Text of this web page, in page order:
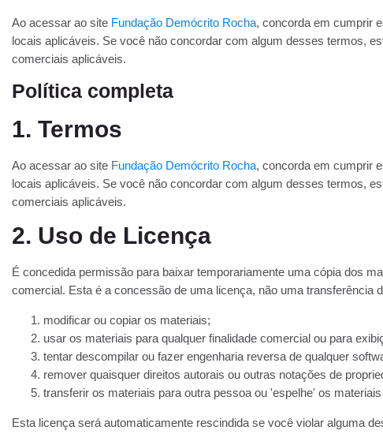
Ao acessar ao site Fundação Demócrito Rocha, concorda em cumprir
locais aplicáveis. Se você não concordar com algum desses termos,
comerciais aplicáveis.
Política completa
1. Termos
Ao acessar ao site Fundação Demócrito Rocha, concorda em cumprir
locais aplicáveis. Se você não concordar com algum desses termos,
comerciais aplicáveis.
2. Uso de Licença
É concedida permissão para baixar temporariamente uma cópia dos
comercial. Esta é a concessão de uma licença, não uma transferência
modificar ou copiar os materiais;
usar os materiais para qualquer finalidade comercial ou para
tentar descompilar ou fazer engenharia reversa de qualquer
remover quaisquer direitos autorais ou outras notações de
transferir os materiais para outra pessoa ou 'espelhe' os
Esta licença será automaticamente rescindida se você violar alguma